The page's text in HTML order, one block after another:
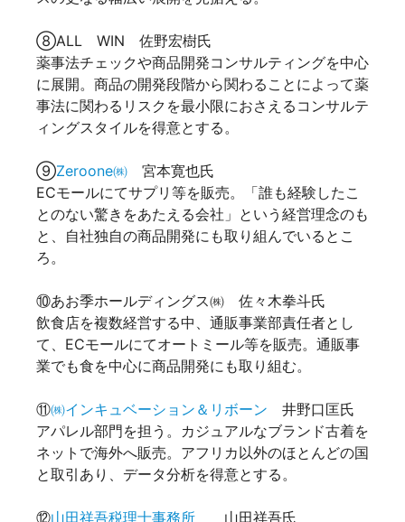
⑧ALL WIN 佐野宏樹氏
薬事法チェックや商品開発コンサルティングを中心
に展開。商品の開発段階から関わることによって薬
事法に関わるリスクを最小限におさえるコンサルテ
ィングスタイルを得意とする。
⑨Zeroone㈱ 宮本寛也氏
ECモールにてサプリ等を販売。「誰も経験したこ
とのない驚きをあたえる会社」という経営理念のも
と、自社独自の商品開発にも取り組んでいるとこ
ろ。
⑩あお季ホールディングス㈱ 佐々木拳斗氏
飲食店を複数経営する中、通販事業部責任者とし
て、ECモールにてオートミール等を販売。通販事
業でも食を中心に商品開発にも取り組む。
⑪㈱インキュベーション＆リボーン 井野口匡氏
アパレル部門を担う。カジュアルなブランド古着を
ネットで海外へ販売。アフリカ以外のほとんどの国
と取引あり、データ分析を得意とする。
⑫山田祥吾税理士事務所 山田祥吾氏